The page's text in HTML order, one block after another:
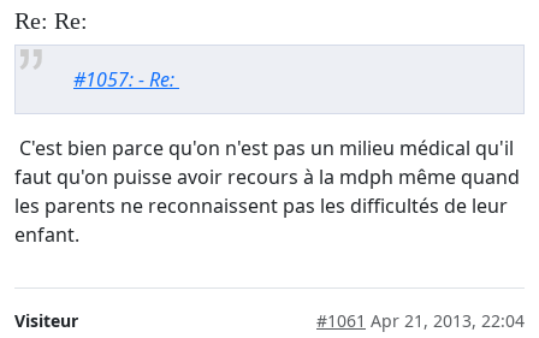
Re: Re:
#1057: - Re:
C'est bien parce qu'on n'est pas un milieu médical qu'il
faut qu'on puisse avoir recours à la mdph même quand
les parents ne reconnaissent pas les difficultés de leur
enfant.
Visiteur #1061 Apr 21, 2013, 22:04